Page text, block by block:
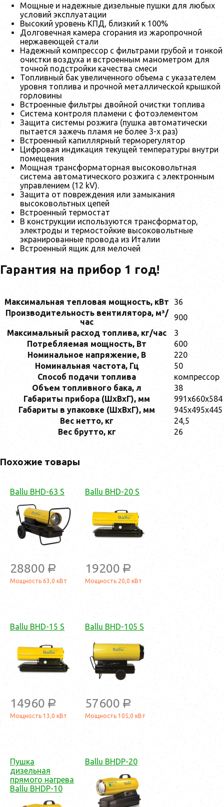
Мощные и надежные дизельные пушки для любых
условий эксплуатации
Высокий уровень КПД, близкий к 100%
Долговечная камера сгорания из жаропрочной
нержавеющей стали
Надежный компрессор с фильтрами грубой и тонкой
очистки воздуха и встроенным манометром для
точной подстройки качества смеси
Топливный бак увеличенного объема с указателем
уровня топлива и прочной металлической крышкой
горловины
Встроенные фильтры двойной очистки топлива
Система контроля пламени с фотоэлементом
Защита системы розжига (пушка автоматически
пытается зажечь пламя не более 3-х раз)
Встроенный капиллярный терморегулятор
Цифровая индикация текущей температуры внутри
помещения
Мощная трансформаторная высоковольтная
система автоматического розжига с электронным
управлением (12 kV).
Защита от повреждения или замыкания
высоковольтных цепей
Встроенный термостат
В конструкции используются трансформатор,
электроды и термостойкие высоковольтные
экранированные провода из Италии
Встроенный ящик для мелочей
Гарантия на прибор 1 год!
Максимальная тепловая мощность, кВт
36
Производительность вентилятора, м³/
час
900
Максимальный расход топлива, кг/час
3
Потребляемая мощность, Вт
600
Номинальное нaпpяжeниe, В
220
Номинальная частота, Гц
50
Способ подачи топлива
компрессор
Объем топливного бака, л
38
Габариты прибора (ШхВхГ), мм
991х660х584
Габариты в упаковке (ШхВхГ), мм
945х495х445
Вес нетто, кг
24,5
Вес брутто, кг
26
Похожие товары
Ballu BHD-63 S
28800 a
Мощность 63,0 кВт
Ballu BHD-20 S
19200 a
Мощность 20,0 кВт
Ballu BHD-15 S
14960 a
Мощность 13,0 кВт
Ballu BHD-105 S
57600 a
Мощность 105,0 кВт
Пушка
дизельная
прямого нагрева
Ballu BHDP-10
Ballu BHDP-20